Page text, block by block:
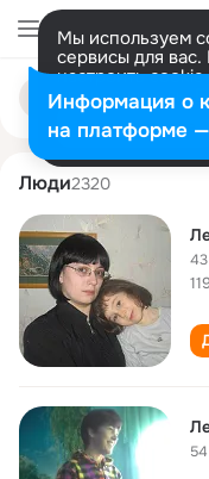
Мы используем
сервисы для вас.
настроить
представитель.
Разрешить все
Поиск
людям
lena gorshkova
Люди2320
43
Информация о
на платформе